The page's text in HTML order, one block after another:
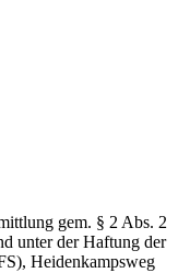
gem. § 2 Abs. 2
unter der Haftung der
Heidenkampsweg